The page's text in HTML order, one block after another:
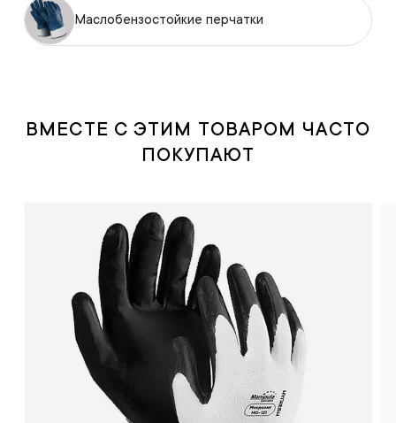
Маслобензостойкие перчатки
ВМЕСТЕ С ЭТИМ ТОВАРОМ ЧАСТО
ПОКУПАЮТ